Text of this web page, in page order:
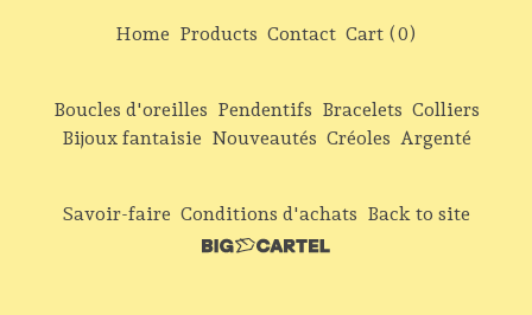
Home Products Contact Cart (0)
Boucles d'oreilles Pendentifs Bracelets Colliers
Bijoux fantaisie Nouveautés Créoles Argenté
Savoir-faire Conditions d'achats Back to site